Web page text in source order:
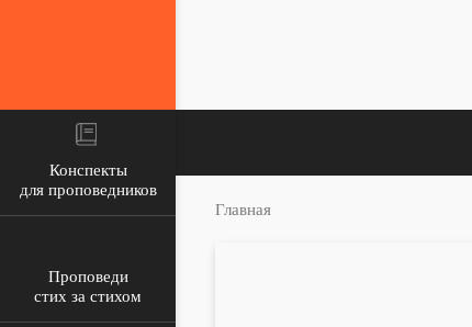
Конспекты
для проповедников
Проповеди
стих за стихом
Главная